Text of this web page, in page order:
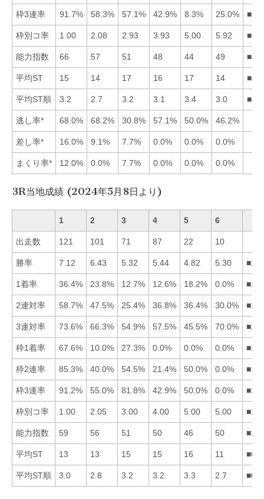
枠3連率 91.7% 58.3% 57.1% 42.9% 8.3% 25.0%
枠別コ率 1.00 2.08 2.93 3.93 5.00 5.92
能力指数 66 57 51 48 44 49
平均ST 15 14 17 16 17 14
平均ST順 3.2 2.7 3.2 3.1 3.4 3.0
逃し率* 68.0% 68.2% 30.8% 57.1% 50.0% 46.2%
差し率* 16.0% 9.1% 7.7% 0.0% 0.0% 0.0%
まくり率* 12.0% 0.0% 7.7% 0.0% 0.0% 0.0%
3R当地成績 (2024年5月8日より)
1 2 3 4 5 6
出走数 121 101 71 87 22 10
勝率 7.12 6.43 5.32 5.44 4.82 5.30
1着率 36.4% 23.8% 12.7% 12.6% 18.2% 0.0%
2連対率 58.7% 47.5% 25.4% 36.8% 36.4% 30.0%
3連対率 73.6% 66.3% 54.9% 57.5% 45.5% 70.0%
枠1着率 67.6% 10.0% 27.3% 0.0% 0.0% 0.0%
枠2連率 85.3% 40.0% 54.5% 21.4% 50.0% 0.0%
枠3連率 91.2% 55.0% 81.8% 42.9% 50.0% 0.0%
枠別コ率 1.00 2.05 3.00 4.00 5.00 5.00
能力指数 59 56 51 50 46 50
平均ST 13 13 15 15 16 11
平均ST順 3.0 2.8 3.2 3.2 3.3 2.7